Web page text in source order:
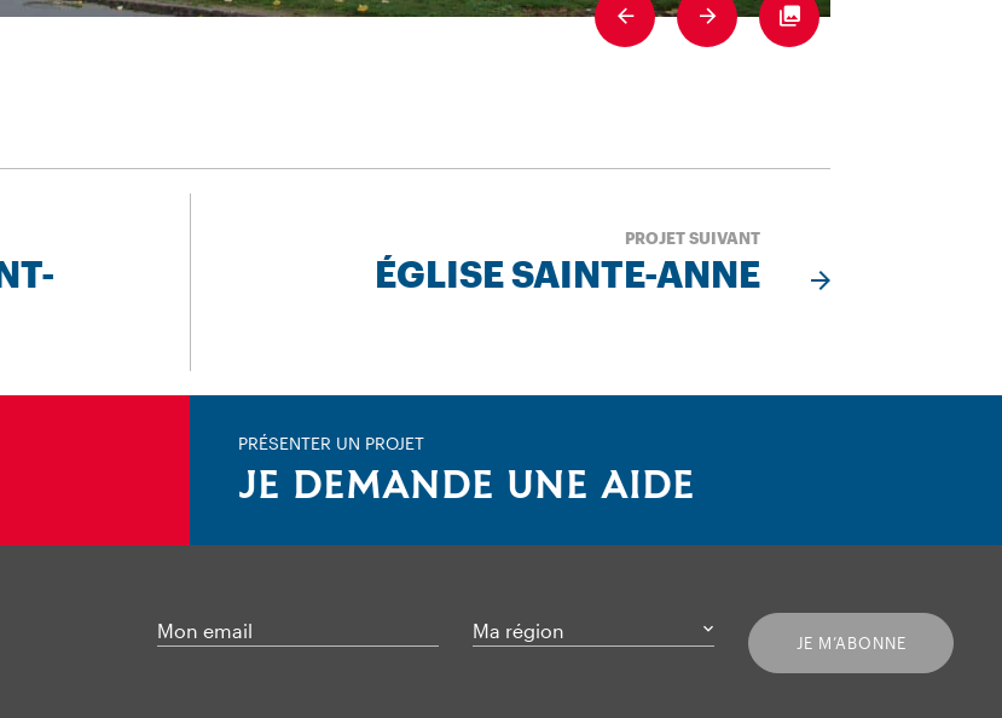
PreviousNext Fullscreen
PROJET SUIVANT
ÉGLISE SAINTE-ANNE
PRÉSENTER UN PROJET
JE DEMANDE UNE AIDE
Mon email Ma région
JE M’ABONNE